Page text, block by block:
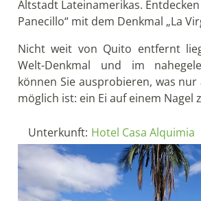
Altstadt Lateinamerikas. Entdecken
Panecillo“ mit dem Denkmal „La
Nicht weit von Quito entfernt
Welt-Denkmal und im
können Sie ausprobieren, was
möglich ist: ein Ei auf einem Nagel
Unterkunft: Hotel Casa Alquimia